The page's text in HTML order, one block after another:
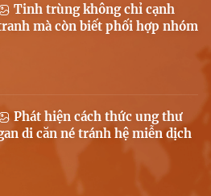
Tinh trùng không chỉ cạnh
mà còn biết phối hợp nhóm
Phát hiện cách thức ung thư
di căn né tránh hệ miễn dịch